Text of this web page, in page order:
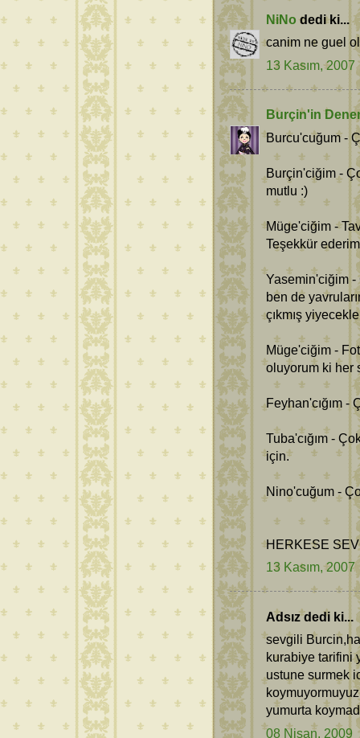
NiNo dedi ki...
canim ne guel
13 Kasım, 2007
Burçin'in
Burcu'cuğum -
Burçin'ciğim -
mutlu :)
Müge'ciğim -
Teşekkür
Yasemin'ciğim
ben de
çıkmış
Müge'ciğim -
oluyorum ki her
Feyhan'cığım -
Tuba'cığım -
için.
Nino'cuğum -
HERKESE
13 Kasım, 2007
Adsız dedi ki...
sevgili
kurabiye tarifini
ustune surmek
yumurta
08 Nisan, 2009